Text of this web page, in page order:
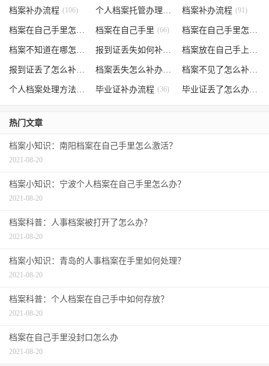
档案补办流程 (106) 个人档案托管办理流程 (102)
档案补办流程 (91)
档案在自己手里怎么办 (85)
档案在自己手里 (66) 档案在自己手里怎么处理
档案不知道在哪怎么办 (62) 报到证丢失如何补办 (54) 档案放在自己手上
报到证丢了怎么补办 (52) 档案丢失怎么补办 档案不见了怎么补办
个人档案处理方法 毕业证补办流程 (36) 毕业证丢了怎么办
热门文章
档案小知识：南阳档案在自己手里怎么激活？
2021-08-20
档案小知识：宁波个人档案在自己手里怎么办？
2021-08-20
档案科普：人事档案被打开了怎么办？
2021-08-20
档案小知识：青岛的人事档案在手里如何处理？
2021-08-20
档案科普：个人档案在自己手中如何存放？
2021-08-20
档案在自己手里没封口怎么办
2021-08-20